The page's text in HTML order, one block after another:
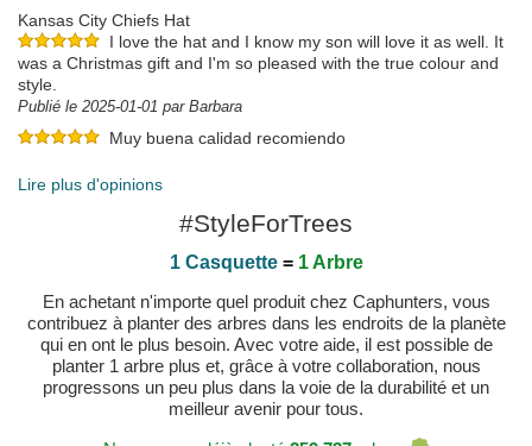
Kansas City Chiefs Hat
I love the hat and I know my son will love it as well. It
was a Christmas gift and I'm so pleased with the true colour and
style.
Publié le 2025-01-01 par Barbara
Muy buena calidad recomiendo
Lire plus d'opinions
#StyleForTrees
1 Casquette= 1 Arbre
En achetant n'importe quel produit chez Caphunters, vous
contribuez à planter des arbres dans les endroits de la planète
qui en ont le plus besoin. Avec votre aide, il est possible de
planter 1 arbre plus et, grâce à votre collaboration, nous
progressons un peu plus dans la voie de la durabilité et un
meilleur avenir pour tous.